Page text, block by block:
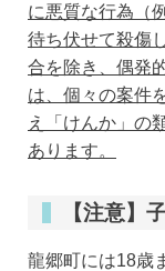
に悪質な行為（
待ち伏せて殺傷
合を除き、偶発
は、個々の案件
え「けんか」の
あります。
【注意】
龍郷町には18歳